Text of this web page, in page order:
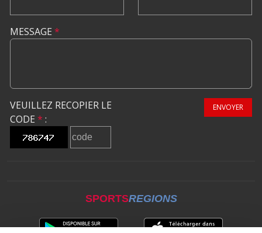
MESSAGE *
VEUILLEZ RECOPIER LE
CODE * :
ENVOYER
SPORTSREGIONS